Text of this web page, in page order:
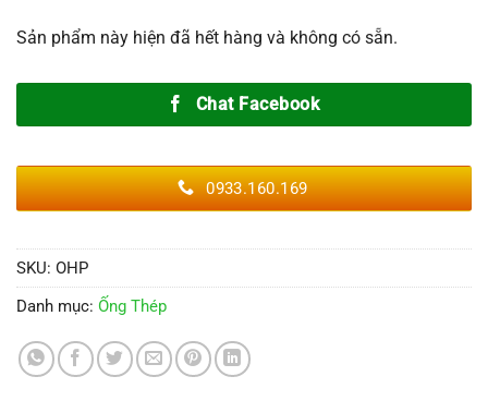
Sản phẩm này hiện đã hết hàng và không có sẵn.
Chat Facebook
0933.160.169
SKU: OHP
Danh mục: Ống Thép